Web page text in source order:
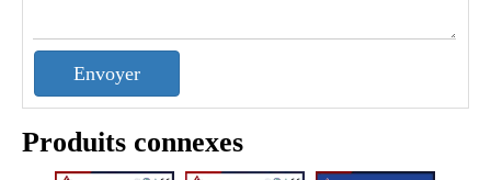
Envoyer
Produits connexes